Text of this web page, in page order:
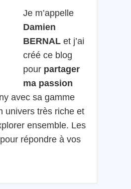
Je m’appelle
Damien
BERNAL et j’ai
créé ce blog
pour partager
ma passion
avec sa gamme
univers très riche et
ensemble. Les
répondre à vos